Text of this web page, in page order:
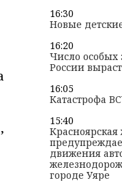
16:30
Новые
16:20
Число особых
России
16:05
Катастрофа
15:40
Красноярская
движения
городе Уяре